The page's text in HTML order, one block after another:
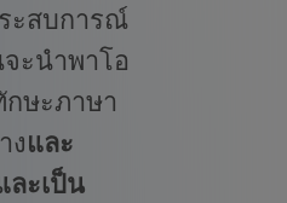
ะสบการณ์
ะนำพาโอ
ษะภาษา
งและ
ละเป็น